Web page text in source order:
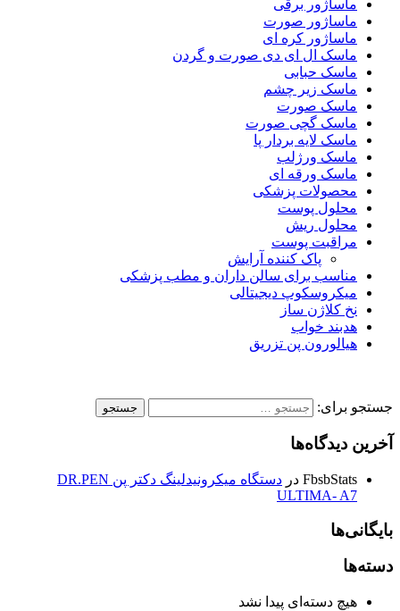
ماساژور برقی
ماساژور صورت
ماساژور کره ای
ماسک ال ای دی صورت و گردن
ماسک حبابی
ماسک زیر چشم
ماسک صورت
ماسک گچی صورت
ماسک لایه بردار پا
ماسک ورژلب
ماسک ورقه ای
محصولات پزشکی
محلول پوست
محلول ریش
مراقبت پوست
پاک کننده آرایش
مناسب برای سالن داران و مطب پزشکی
میکروسکوپ دیجیتالی
نخ کلاژن ساز
هدبند خواب
هیالورون پن تزریق
جستجو برای:
آخرین دیدگاه‌ها
FbsbStats در
دستگاه میکرونیدلینگ دکتر پن DR.PEN
ULTIMA- A7
بایگانی‌ها
دسته‌ها
هیچ دسته‌ای پیدا نشد